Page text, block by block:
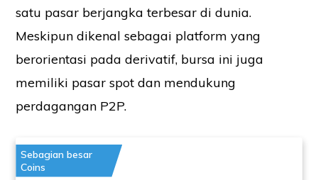
satu pasar berjangka terbesar di dunia.
Meskipun dikenal sebagai platform yang
berorientasi pada derivatif, bursa ini juga
memiliki pasar spot dan mendukung
perdagangan P2P.
Sebagian besar
Coins